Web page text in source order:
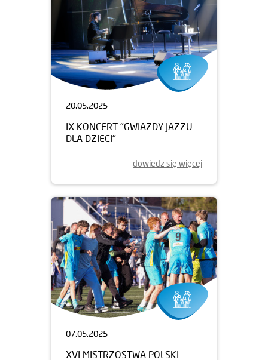
20.05.2025
IX KONCERT "GWIAZDY JAZZU
DLA DZIECI"
dowiedz się więcej
07.05.2025
XVI MISTRZOSTWA POLSKI